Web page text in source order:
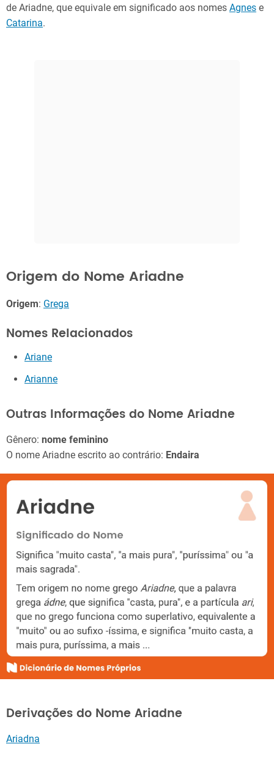
de Ariadne, que equivale em significado aos nomes Agnes e
Catarina.
Origem do Nome Ariadne
Origem: Grega
Nomes Relacionados
Ariane
Arianne
Outras Informações do Nome Ariadne
Gênero: nome feminino
O nome Ariadne escrito ao contrário: Endaira
Derivações do Nome Ariadne
Ariadna